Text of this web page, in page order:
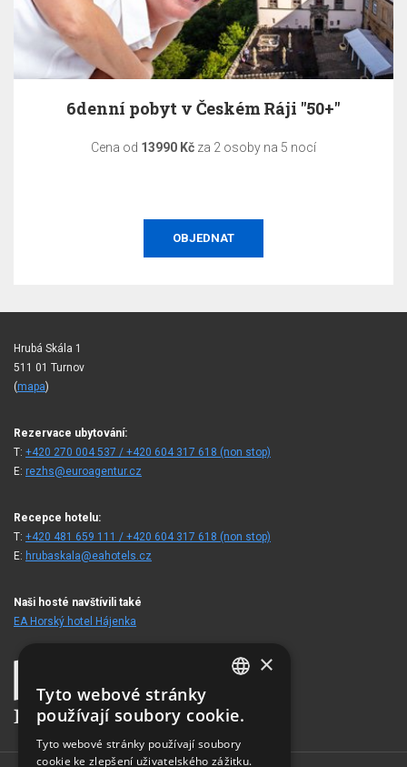
6denní pobyt v Českém Ráji "50+"
Cena od 13990 Kč za 2 osoby na 5 nocí
OBJEDNAT
Hrubá Skála 1
511 01 Turnov
(mapa)
Rezervace ubytování:
T: +420 270 004 537 / +420 604 317 618 (non stop)
E: rezhs@euroagentur.cz
Recepce hotelu:
T: +420 481 659 111 / +420 604 317 618 (non stop)
E: hrubaskala@eahotels.cz
Naši hosté navštívili také
EA Horský hotel Hájenka
GERMAN
×
Tyto webové stránky
používají soubory cookie.
Tyto webové stránky používají soubory
cookie ke zlepšení uživatelského zážitku.